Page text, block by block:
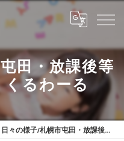
田・放課後等
るわーる
日々の様子/札幌市屯田・放課後等デイサービス くるわーる